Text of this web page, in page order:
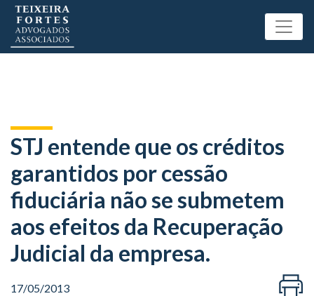
STJ entende que os créditos
garantidos por cessão
fiduciária não se submetem
aos efeitos da Recuperação
Judicial da empresa.
17/05/2013